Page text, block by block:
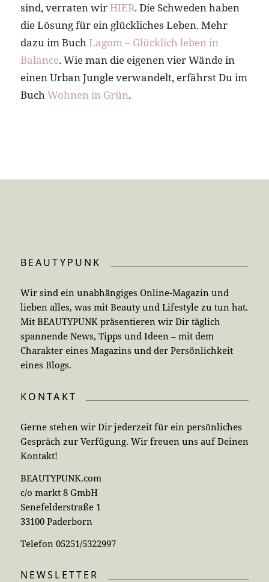
sind, verraten wirHIER. Die Schweden haben
die Lösung für ein glückliches Leben. Mehr
dazu im BuchLagom – Glücklich leben in
Balance. Wie man die eigenen vier Wände in
einen Urban Jungle verwandelt, erfährst Du im
BuchWohnen in Grün.
BEAUTYPUNK
Wir sind ein unabhängiges Online-Magazin und
lieben alles, was mit Beauty und Lifestyle zu tun hat.
Mit BEAUTYPUNK präsentieren wir Dir täglich
spannende News, Tipps und Ideen – mit dem
Charakter eines Magazins und der Persönlichkeit
eines Blogs.
KONTAKT
Gerne stehen wir Dir jederzeit für ein persönliches
Gespräch zur Verfügung. Wir freuen uns auf Deinen
Kontakt!
BEAUTYPUNK.com
c/o markt 8 GmbH
Senefelderstraße 1
33100 Paderborn
Telefon 05251/5322997
NEWSLETTER